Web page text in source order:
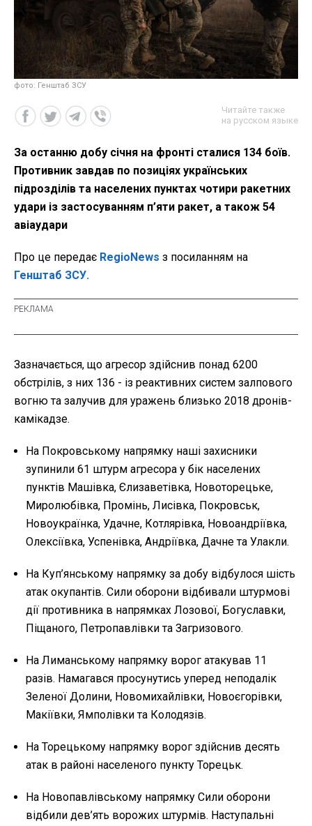
фото: Генштаб ЗСУ
Читайте также
на русском языке
За останню добу січня на фронті сталися 134 боїв.
Противник завдав по позиціях українських
підрозділів та населених пунктах чотири ракетних
удари із застосуванням п’яти ракет, а також 54
авіаудари
Про це передає RegioNews з посиланням на
Генштаб ЗСУ.
Зазначається, що агресор здійснив понад 6200
обстрілів, з них 136 - із реактивних систем залпового
вогню та залучив для уражень близько 2018 дронів-
камікадзе.
На Покровському напрямку наші захисники
зупинили 61 штурм агресора у бік населених
пунктів Машівка, Єлизаветівка, Новоторецьке,
Миролюбівка, Промінь, Лисівка, Покровськ,
Новоукраїнка, Удачне, Котлярівка, Новоандріївка,
Олексіївка, Успенівка, Андріївка, Дачне та Улакли.
На Куп’янському напрямку за добу відбулося шість
атак окупантів. Сили оборони відбивали штурмові
дії противника в напрямках Лозової, Богуславки,
Піщаного, Петропавлівки та Загризового.
На Лиманському напрямку ворог атакував 11
разів. Намагався просунутись уперед неподалік
Зеленої Долини, Новомихайлівки, Новоєгорівки,
Макіївки, Ямполівки та Колодязів.
На Торецькому напрямку ворог здійснив десять
атак в районі населеного пункту Торецьк.
На Новопавлівському напрямку Сили оборони
відбили дев’ять ворожих штурмів. Наступальні